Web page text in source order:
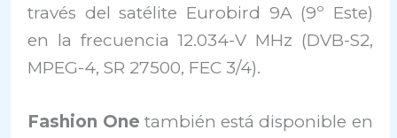
través del satélite Eurobird 9A (9º Este)
en la frecuencia 12.034-V MHz (DVB-S2,
MPEG-4, SR 27500, FEC 3/4).
Fashion One también está disponible en